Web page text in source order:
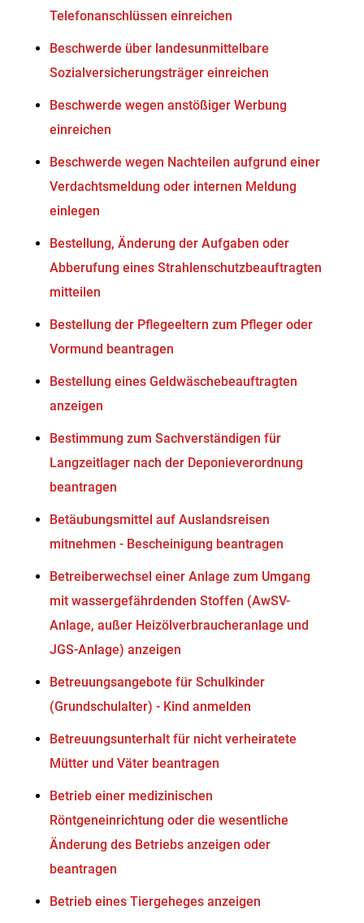
Telefonanschlüssen einreichen
Beschwerde über landesunmittelbare
Sozialversicherungsträger einreichen
Beschwerde wegen anstößiger Werbung
einreichen
Beschwerde wegen Nachteilen aufgrund einer
Verdachtsmeldung oder internen Meldung
einlegen
Bestellung, Änderung der Aufgaben oder
Abberufung eines Strahlenschutzbeauftragten
mitteilen
Bestellung der Pflegeeltern zum Pfleger oder
Vormund beantragen
Bestellung eines Geldwäschebeauftragten
anzeigen
Bestimmung zum Sachverständigen für
Langzeitlager nach der Deponieverordnung
beantragen
Betäubungsmittel auf Auslandsreisen
mitnehmen - Bescheinigung beantragen
Betreiberwechsel einer Anlage zum Umgang
mit wassergefährdenden Stoffen (AwSV-
Anlage, außer Heizölverbraucheranlage und
JGS-Anlage) anzeigen
Betreuungsangebote für Schulkinder
(Grundschulalter) - Kind anmelden
Betreuungsunterhalt für nicht verheiratete
Mütter und Väter beantragen
Betrieb einer medizinischen
Röntgeneinrichtung oder die wesentliche
Änderung des Betriebs anzeigen oder
beantragen
Betrieb eines Tiergeheges anzeigen